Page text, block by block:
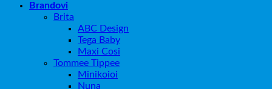
Brandovi
Brita
ABC Design
Tega Baby
Maxi Cosi
Tommee Tippee
Minikoioi
Nuna